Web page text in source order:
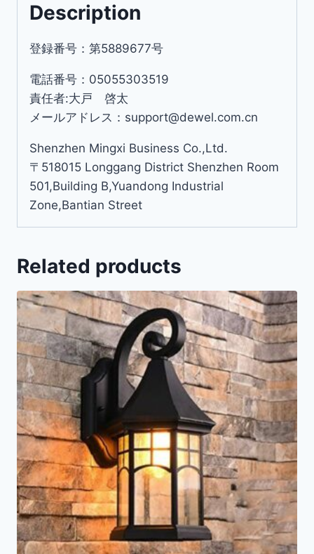
Description
登録番号：第5889677号
電話番号：05055303519
責任者:大戸 啓太
メールアドレス：support@dewel.com.cn
Shenzhen Mingxi Business Co.,Ltd.
〒518015 Longgang District Shenzhen Room
501,Building B,Yuandong Industrial
Zone,Bantian Street
Related products